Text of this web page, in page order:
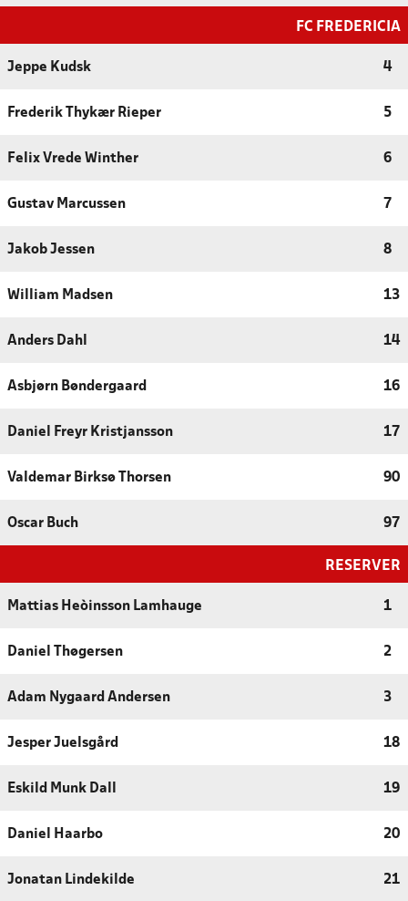
FC FREDERICIA
Jeppe Kudsk 4
Frederik Thykær Rieper 5
Felix Vrede Winther 6
Gustav Marcussen 7
Jakob Jessen 8
William Madsen 13
Anders Dahl 14
Asbjørn Bøndergaard 16
Daniel Freyr Kristjansson 17
Valdemar Birksø Thorsen 90
Oscar Buch 97
RESERVER
Mattias Heòinsson Lamhauge 1
Daniel Thøgersen 2
Adam Nygaard Andersen 3
Jesper Juelsgård 18
Eskild Munk Dall 19
Daniel Haarbo 20
Jonatan Lindekilde 21